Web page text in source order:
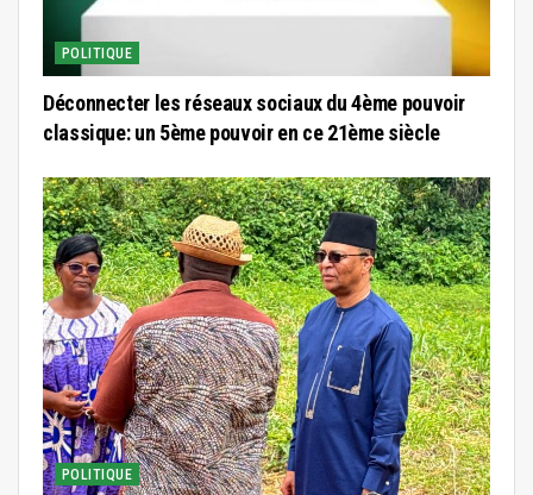
POLITIQUE
Déconnecter les réseaux sociaux du 4ème pouvoir
classique: un 5ème pouvoir en ce 21ème siècle
POLITIQUE